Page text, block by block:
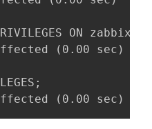
ON
(0.00 sec)
(0.00 sec)